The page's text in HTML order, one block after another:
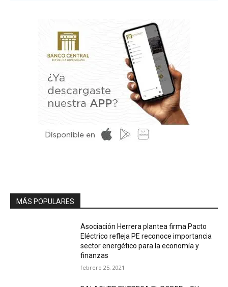
MÁS POPULARES
Asociación Herrera plantea firma Pacto
Eléctrico refleja PE reconoce importancia
sector energético para la economía y
finanzas
febrero 25, 2021